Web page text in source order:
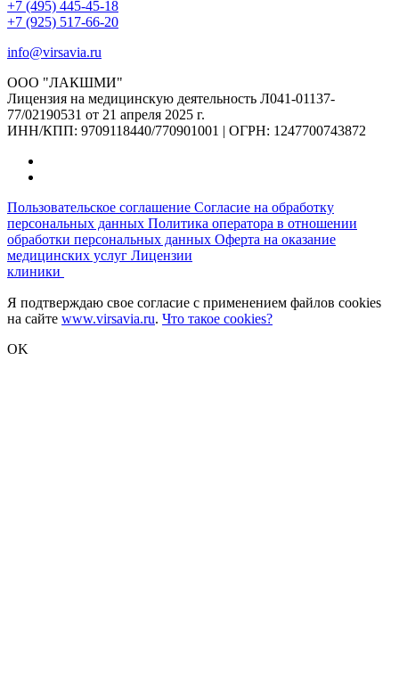
+7 (495) 445-45-18
+7 (925) 517-66-20
info@virsavia.ru
ООО "ЛАКШМИ"
Лицензия на медицинскую деятельность Л041-01137-
77/02190531 от 21 апреля 2025 г.
ИНН/КПП: 9709118440/770901001 | ОГРН: 1247700743872
Пользовательское соглашение Согласие на обработку
персональных данных Политика оператора в отношении
обработки персональных данных Оферта на оказание
медицинских услуг Лицензии
клиники
Я подтверждаю свое согласие с применением файлов cookies
на сайте www.virsavia.ru. Что такое cookies?
OK